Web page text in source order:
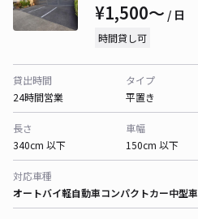
¥1,500〜 / 日
時間貸し可
貸出時間
24時間営業
タイプ
平置き
長さ
340cm 以下
車幅
150cm 以下
対応車種
オートバイ軽自動車コンパクトカー中型車